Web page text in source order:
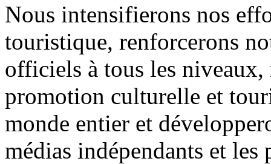
Nous intensifierons nos
touristique, renforcerons
officiels à tous les niveaux,
promotion culturelle et
monde entier et
médias indépendants et